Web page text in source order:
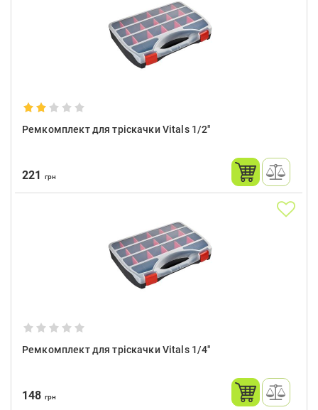
Ремкомплект для тріскачки Vitals 1/2″
221 грн
Ремкомплект для тріскачки Vitals 1/4″
148 грн